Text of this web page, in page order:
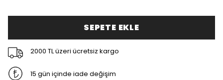
SEPETE EKLE
2000 TL üzeri ücretsiz kargo
15 gün içinde iade değişim